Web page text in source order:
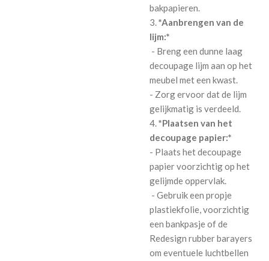
bakpapieren.
3.*Aanbrengen van de
lijm:*
- Breng een dunne laag
decoupage lijm aan op het
meubel met een kwast.
- Zorg ervoor dat de lijm
gelijkmatig is verdeeld.
4.*Plaatsen van het
decoupage papier:*
- Plaats het decoupage
papier voorzichtig op het
gelijmde oppervlak.
- Gebruik een propje
plastiekfolie, voorzichtig
een bankpasje of de
Redesign rubber barayers
om eventuele luchtbellen